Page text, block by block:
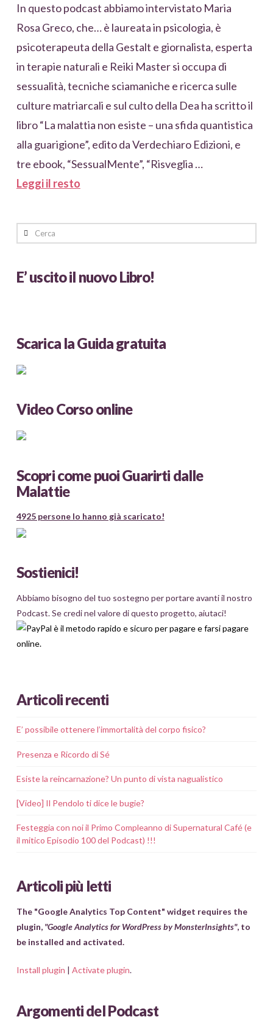
In questo podcast abbiamo intervistato Maria
Rosa Greco, che… è laureata in psicologia, è
psicoterapeuta della Gestalt e giornalista, esperta
in terapie naturali e Reiki Master si occupa di
sessualità, tecniche sciamaniche e ricerca sulle
culture matriarcali e sul culto della Dea ha scritto il
libro “La malattia non esiste – una sfida quantistica
alla guarigione”, edito da Verdechiaro Edizioni, e
tre ebook, “SessualMente”, “Risveglia …
Leggi il resto
Cerca
E’ uscito il nuovo Libro!
Scarica la Guida gratuita
Video Corso online
Scopri come puoi Guarirti dalle
Malattie
4925 persone lo hanno già scaricato!
Sostienici!
Abbiamo bisogno del tuo sostegno per portare avanti il nostro
Podcast. Se credi nel valore di questo progetto, aiutaci!
Articoli recenti
E’ possibile ottenere l’immortalità del corpo fisico?
Presenza e Ricordo di Sé
Esiste la reincarnazione? Un punto di vista nagualistico
[Video] Il Pendolo ti dice le bugie?
Festeggia con noi il Primo Compleanno di Supernatural Café (e
il mitico Episodio 100 del Podcast) !!!
Articoli più letti
The "Google Analytics Top Content" widget requires the
plugin, "Google Analytics for WordPress by MonsterInsights", to
be installed and activated.
Install plugin | Activate plugin.
Argomenti del Podcast